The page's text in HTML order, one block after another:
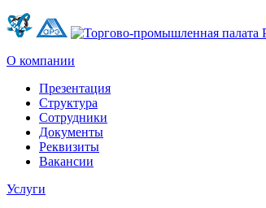
О компании
Презентация
Структура
Сотрудники
Документы
Реквизиты
Вакансии
Услуги